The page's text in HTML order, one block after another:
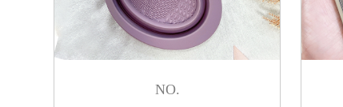
NO.